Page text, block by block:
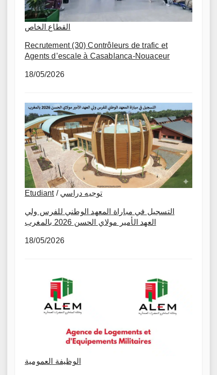
القطاع الخاص
Recrutement (30) Contrôleurs de trafic et
Agents d’escale à Casablanca-Nouaceur
18/05/2026
Etudiant/ توجيه دراسي
التسجيل في مباراة المعهد الوطني للفرس ولي
العهد الأمير مولاي الحسن 2026 بالمغرب
18/05/2026
الوظيفة العمومية